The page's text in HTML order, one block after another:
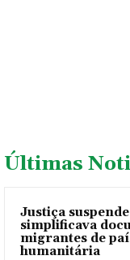
Últimas
Justiça
simplificava
migrantes de
humanitária